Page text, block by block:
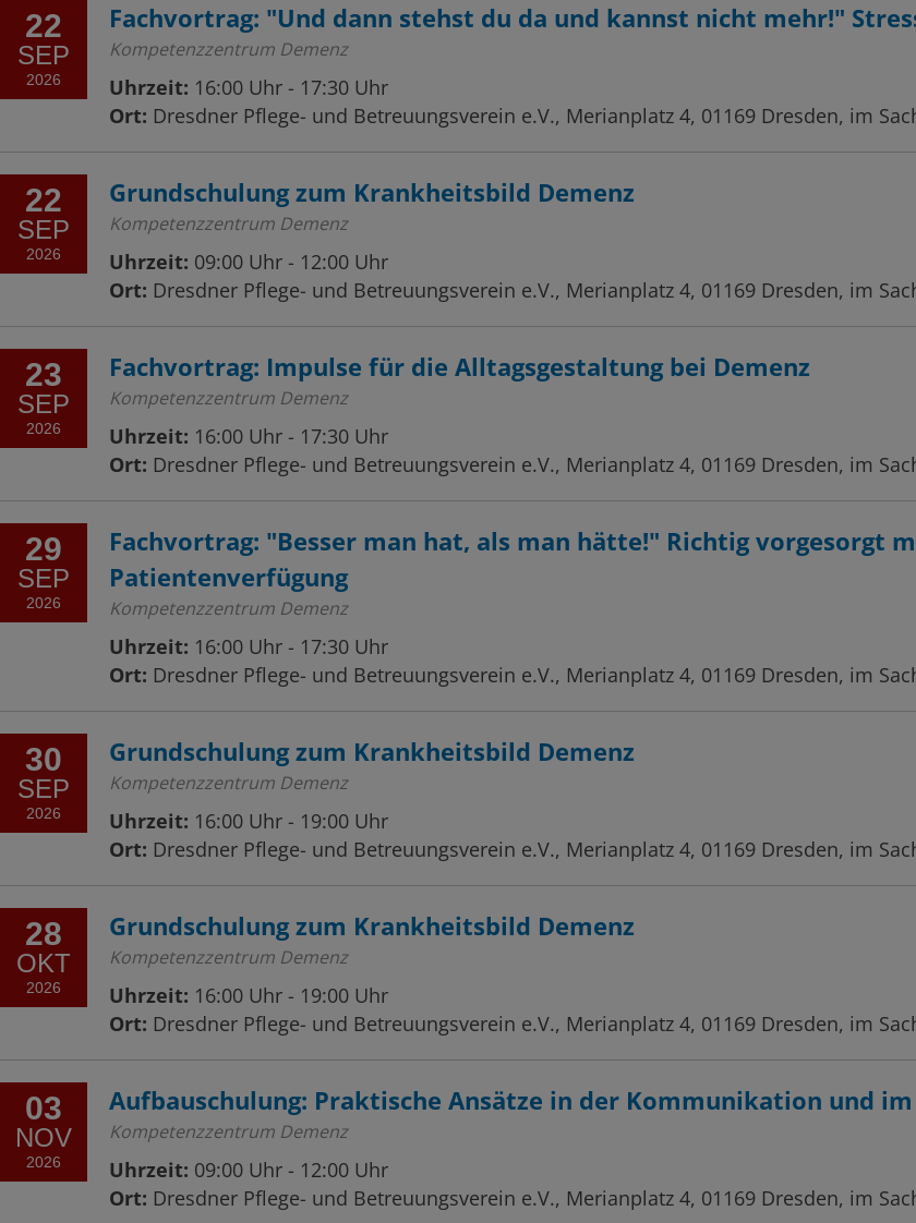
22
SEP
2026
Fachvortrag: "Und dann stehst du da und kannst nicht mehr!"
Kompetenzzentrum Demenz
Uhrzeit: 16:00 Uhr - 17:30 Uhr
Ort: Dresdner Pflege- und Betreuungsverein e.V., Merianplatz 4, 01169 Dresden, im
22
SEP
2026
Grundschulung zum Krankheitsbild Demenz
Kompetenzzentrum Demenz
Uhrzeit: 09:00 Uhr - 12:00 Uhr
Ort: Dresdner Pflege- und Betreuungsverein e.V., Merianplatz 4, 01169 Dresden, im
23
SEP
2026
Fachvortrag: Impulse für die Alltagsgestaltung bei Demenz
Kompetenzzentrum Demenz
Uhrzeit: 16:00 Uhr - 17:30 Uhr
Ort: Dresdner Pflege- und Betreuungsverein e.V., Merianplatz 4, 01169 Dresden, im
29
SEP
2026
Fachvortrag: "Besser man hat, als man hätte!" Richtig vorgesorgt
Patientenverfügung
Kompetenzzentrum Demenz
Uhrzeit: 16:00 Uhr - 17:30 Uhr
Ort: Dresdner Pflege- und Betreuungsverein e.V., Merianplatz 4, 01169 Dresden, im
30
SEP
2026
Grundschulung zum Krankheitsbild Demenz
Kompetenzzentrum Demenz
Uhrzeit: 16:00 Uhr - 19:00 Uhr
Ort: Dresdner Pflege- und Betreuungsverein e.V., Merianplatz 4, 01169 Dresden, im
28
OKT
2026
Grundschulung zum Krankheitsbild Demenz
Kompetenzzentrum Demenz
Uhrzeit: 16:00 Uhr - 19:00 Uhr
Ort: Dresdner Pflege- und Betreuungsverein e.V., Merianplatz 4, 01169 Dresden, im
03
NOV
2026
Aufbauschulung: Praktische Ansätze in der Kommunikation und im
Kompetenzzentrum Demenz
Uhrzeit: 09:00 Uhr - 12:00 Uhr
Ort: Dresdner Pflege- und Betreuungsverein e.V., Merianplatz 4, 01169 Dresden, im